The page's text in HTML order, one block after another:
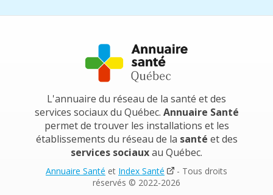
L'annuaire du réseau de la santé et des
services sociaux du Québec. Annuaire Santé
permet de trouver les installations et les
établissements du réseau de la santé et des
services sociauxau Québec.
Annuaire Santé et Index Santé
- Tous droits
réservés © 2022-2026